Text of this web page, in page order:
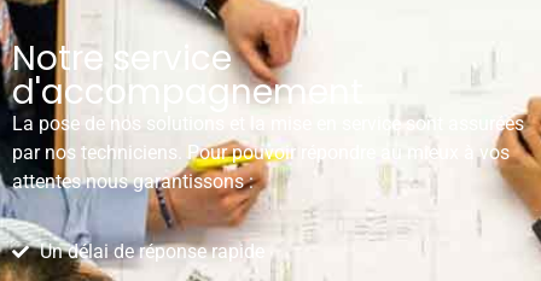
Notre service
d'accompagnement
La pose de nos solutions et la mise en service sont assurées
par nos techniciens. Pour pouvoir répondre au mieux à vos
attentes nous garantissons :
Un délai de réponse rapide